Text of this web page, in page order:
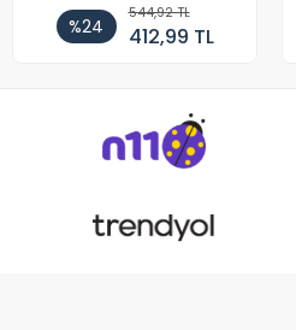
%24
544,92 TL
412,99 TL